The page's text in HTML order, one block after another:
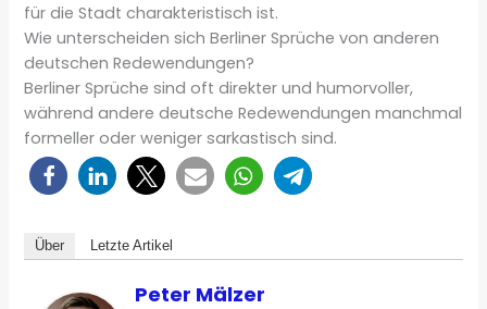
für die Stadt charakteristisch ist.
Wie unterscheiden sich Berliner Sprüche von anderen
deutschen Redewendungen?
Berliner Sprüche sind oft direkter und humorvoller,
während andere deutsche Redewendungen manchmal
formeller oder weniger sarkastisch sind.
Über Letzte Artikel
Peter Mälzer